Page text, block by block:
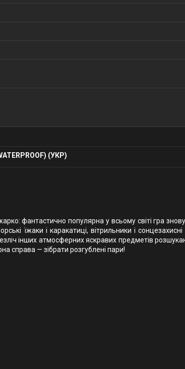
(УКР)
фантастично популярна у всьому світі гра
їжаки і каракатиці, вітрильники і сонцезахисні
інших атмосферних яскравих предметів
справа — зібрати розгублені пари!